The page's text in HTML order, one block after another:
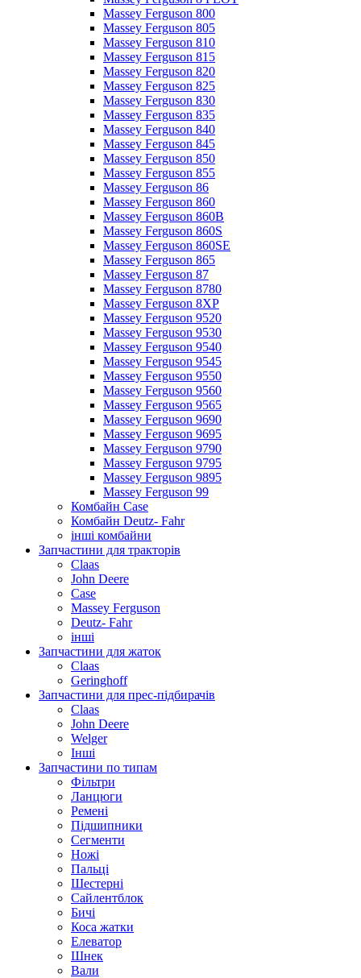
Massey Ferguson 800
Massey Ferguson 805
Massey Ferguson 810
Massey Ferguson 815
Massey Ferguson 820
Massey Ferguson 825
Massey Ferguson 830
Massey Ferguson 835
Massey Ferguson 840
Massey Ferguson 845
Massey Ferguson 850
Massey Ferguson 855
Massey Ferguson 86
Massey Ferguson 860
Massey Ferguson 860B
Massey Ferguson 860S
Massey Ferguson 860SE
Massey Ferguson 865
Massey Ferguson 87
Massey Ferguson 8780
Massey Ferguson 8XP
Massey Ferguson 9520
Massey Ferguson 9530
Massey Ferguson 9540
Massey Ferguson 9545
Massey Ferguson 9550
Massey Ferguson 9560
Massey Ferguson 9565
Massey Ferguson 9690
Massey Ferguson 9695
Massey Ferguson 9790
Massey Ferguson 9795
Massey Ferguson 9895
Massey Ferguson 99
Комбайн Case
Комбайн Deutz- Fahr
інші комбайни
Запчастини для тракторів
Claas
John Deere
Case
Massey Ferguson
Deutz- Fahr
інші
Запчастини для жаток
Claas
Geringhoff
Запчастини для прес-підбирачів
Claas
John Deere
Welger
Інші
Запчастини по типам
Фільтри
Ланцюги
Ремені
Підшипники
Сегменти
Ножі
Пальці
Шестерні
Сайлентблок
Бичі
Коса жатки
Елеватор
Шнек
Вали